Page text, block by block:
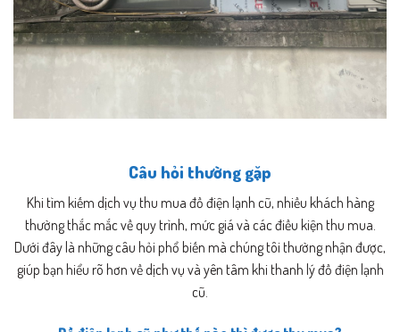
Câu hỏi thường gặp
Khi tìm kiếm dịch vụ thu mua đồ điện lạnh cũ, nhiều khách hàng
thường thắc mắc về quy trình, mức giá và các điều kiện thu mua.
Dưới đây là những câu hỏi phổ biến mà chúng tôi thường nhận được,
giúp bạn hiểu rõ hơn về dịch vụ và yên tâm khi thanh lý đồ điện lạnh
cũ.